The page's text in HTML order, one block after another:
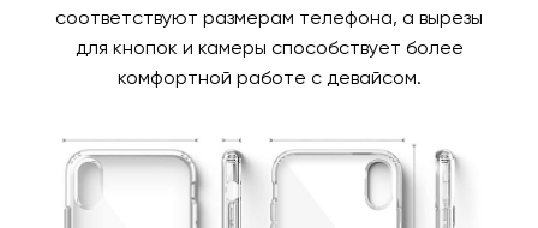
соответствуют размерам телефона, а вырезы
для кнопок и камеры способствует более
комфортной работе с девайсом.